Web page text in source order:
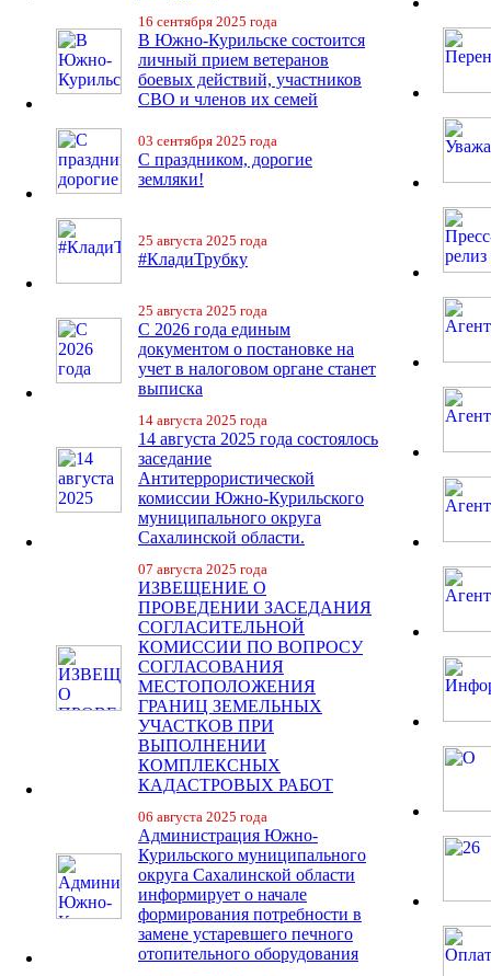
16 сентября 2025 года
В Южно-Курильске состоится
личный прием ветеранов
боевых действий, участников
СВО и членов их семей
03 сентября 2025 года
С праздником, дорогие
земляки!
25 августа 2025 года
#КладиТрубку
25 августа 2025 года
С 2026 года единым
документом о постановке на
учет в налоговом органе станет
выписка
14 августа 2025 года
14 августа 2025 года состоялось
заседание
Антитеррористической
комиссии Южно-Курильского
муниципального округа
Сахалинской области.
07 августа 2025 года
ИЗВЕЩЕНИЕ О
ПРОВЕДЕНИИ ЗАСЕДАНИЯ
СОГЛАСИТЕЛЬНОЙ
КОМИССИИ ПО ВОПРОСУ
СОГЛАСОВАНИЯ
МЕСТОПОЛОЖЕНИЯ
ГРАНИЦ ЗЕМЕЛЬНЫХ
УЧАСТКОВ ПРИ
ВЫПОЛНЕНИИ
КОМПЛЕКСНЫХ
КАДАСТРОВЫХ РАБОТ
06 августа 2025 года
Администрация Южно-
Курильского муниципального
округа Сахалинской области
информирует о начале
формирования потребности в
замене устаревшего печного
отопительного оборудования